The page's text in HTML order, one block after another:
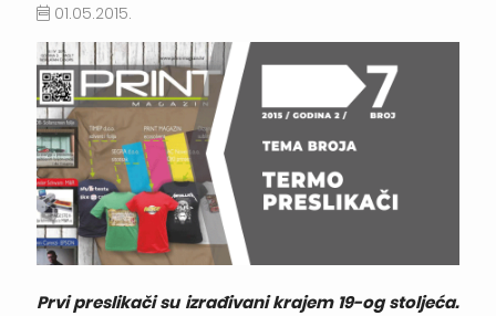
01.05.2015.
Prvi preslikači su izrađivani krajem 19-og stoljeća.